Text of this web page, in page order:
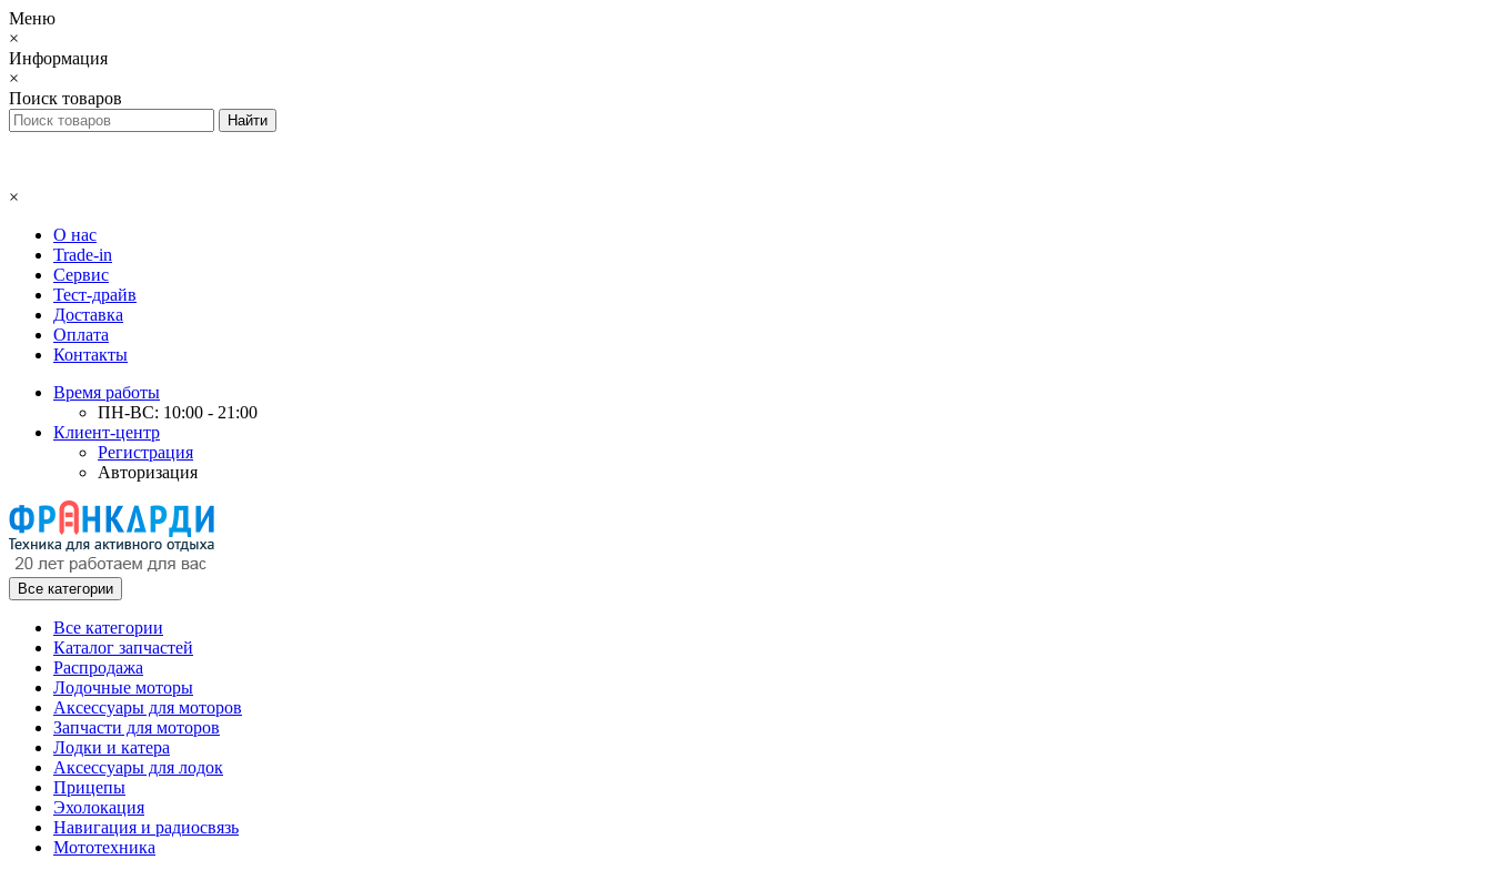
Меню
×
Информация
×
Поиск товаров
×
О нас
Trade-in
Сервис
Тест-драйв
Доставка
Оплата
Контакты
Время работы
ПН-ВС: 10:00 - 21:00
Клиент-центр
Регистрация
Авторизация
Все категории
Все категории
Каталог запчастей
Распродажа
Лодочные моторы
Аксессуары для моторов
Запчасти для моторов
Лодки и катера
Аксессуары для лодок
Прицепы
Эхолокация
Навигация и радиосвязь
Мототехника